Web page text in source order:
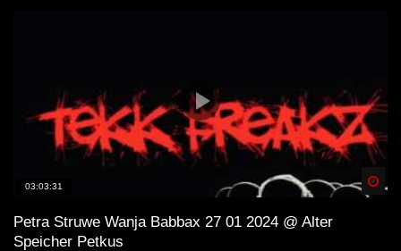
03:03:31
Petra Struwe Wanja Babbax 27 01 2024 @ Alter
Speicher Petkus